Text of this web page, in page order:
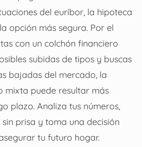
del euríbor, la hipoteca
opción más segura. Por el
con un colchón financiero
subidas de tipos y buscas
bajadas del mercado, la
mixta puede resultar más
plazo. Analiza tus números,
prisa y toma una decisión
tu futuro hogar.